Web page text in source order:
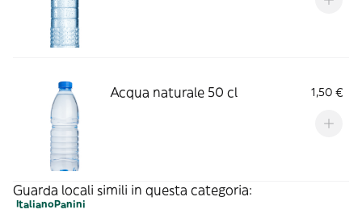
Acqua naturale 50 cl 1,50 €
Guarda locali simili in questa categoria:
ItalianoPanini